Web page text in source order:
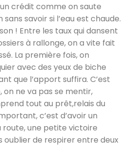
crédit comme on saute
savoir si l’eau est chaude.
! Entre les taux qui dansent
à rallonge, on a vite fait
La première fois, on
avec des yeux de biche
que l’apport suffira. C’est
ne va pas se mentir,
tout au prêt,relais du
c’est d’avoir un
route, une petite victoire
oublier de respirer entre deux